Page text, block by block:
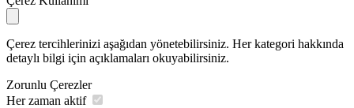
Çerez tercihlerinizi aşağıdan yönetebilirsiniz. Her kategori hakkında
detaylı bilgi için açıklamaları okuyabilirsiniz.
Zorunlu Çerezler
Her zaman aktif